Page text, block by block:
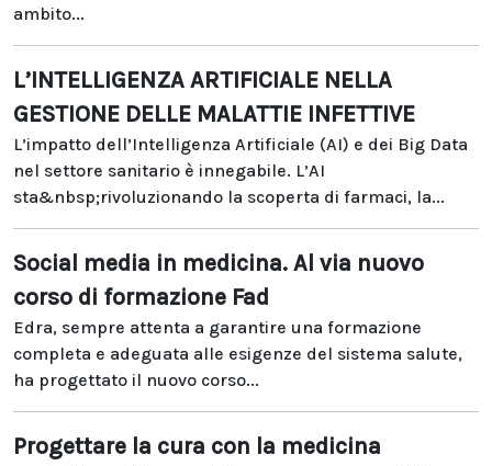
ambito...
L’INTELLIGENZA ARTIFICIALE NELLA
GESTIONE DELLE MALATTIE INFETTIVE
L’impatto dell’Intelligenza Artificiale (AI) e dei Big Data
nel settore sanitario è innegabile. L’AI
sta&nbsp;rivoluzionando la scoperta di farmaci, la...
Social media in medicina. Al via nuovo
corso di formazione Fad
Edra, sempre attenta a garantire una formazione
completa e adeguata alle esigenze del sistema salute,
ha progettato il nuovo corso...
Progettare la cura con la medicina